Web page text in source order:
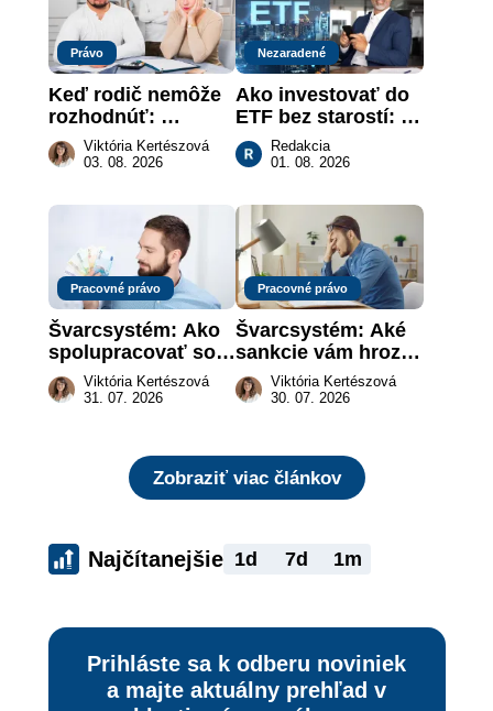
Právo
Keď rodič nemôže
rozhodnúť:
nahradenie prejavu
vôle súdom v
Viktória Kertészová
03. 08. 2026
Nezaradené
Ako investovať do
ETF bez starostí:
Investičné plány,
ktoré urobia prácu
Redakcia
01. 08. 2026
Pracovné právo
Švarcsystém: Ako
spolupracovať so
živnostníkom
legálne a bez
Viktória Kertészová
31. 07. 2026
Pracovné právo
Švarcsystém: Aké
sankcie vám hrozia
a prečo nestačí
zaplatiť pokutu?
Viktória Kertészová
30. 07. 2026
Zobraziť viac článkov
Najčítanejšie 1d 7d 1m
Prihláste sa k odberu noviniek
a majte aktuálny prehľad v